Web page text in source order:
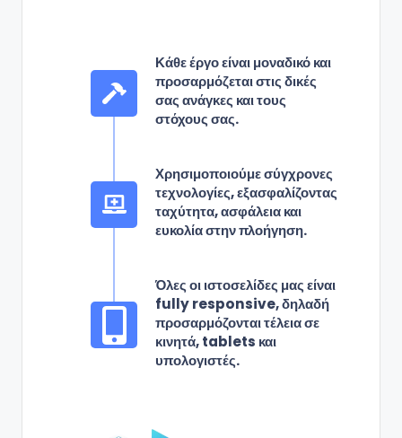
Κάθε έργο είναι μοναδικό και
προσαρμόζεται στις δικές
σας ανάγκες και τους
στόχους σας.
Χρησιμοποιούμε σύγχρονες
τεχνολογίες, εξασφαλίζοντας
ταχύτητα, ασφάλεια και
ευκολία στην πλοήγηση.
Όλες οι ιστοσελίδες μας είναι
fully responsive, δηλαδή
προσαρμόζονται τέλεια σε
κινητά, tablets και
υπολογιστές.